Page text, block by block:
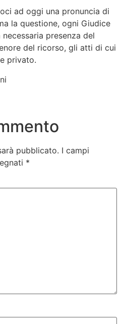
ad oggi una pronuncia di
la questione, ogni Giudice
presenza del
del ricorso, gli atti di cui
privato.
pubblicato. I campi
*